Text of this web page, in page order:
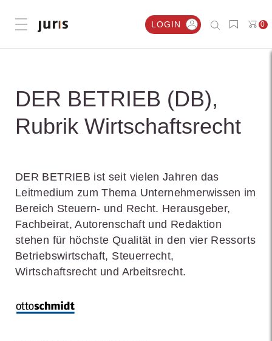
Menü öffnen LOGIN 0
DER BETRIEB (DB),
Rubrik Wirtschaftsrecht
DER BETRIEB ist seit vielen Jahren das
Leitmedium zum Thema Unternehmerwissen im
Bereich Steuern- und Recht. Herausgeber,
Fachbeirat, Autorenschaft und Redaktion
stehen für höchste Qualität in den vier Ressorts
Betriebswirtschaft, Steuerrecht,
Wirtschaftsrecht und Arbeitsrecht.